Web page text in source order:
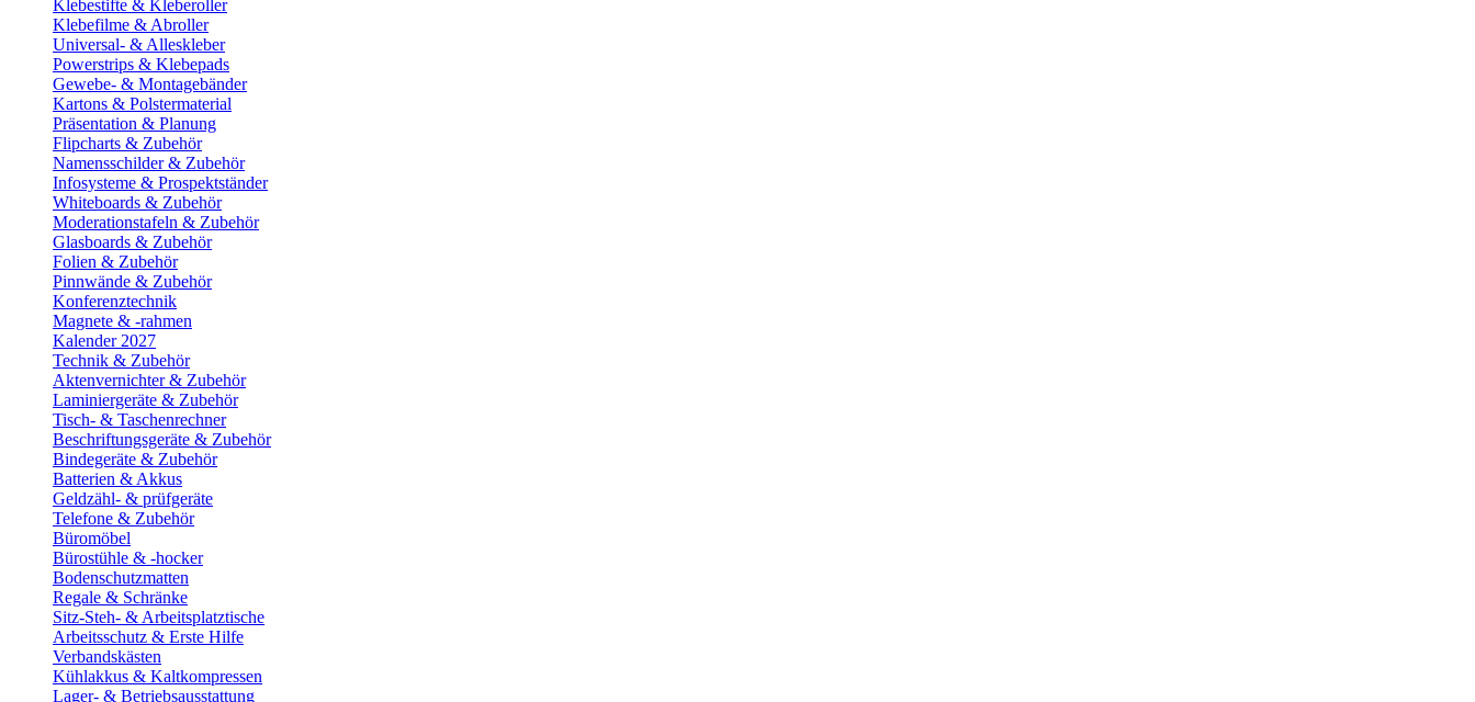
Klebestifte & Kleberoller
Klebefilme & Abroller
Universal- & Alleskleber
Powerstrips & Klebepads
Gewebe- & Montagebänder
Kartons & Polstermaterial
Präsentation & Planung
Flipcharts & Zubehör
Namensschilder & Zubehör
Infosysteme & Prospektständer
Whiteboards & Zubehör
Moderationstafeln & Zubehör
Glasboards & Zubehör
Folien & Zubehör
Pinnwände & Zubehör
Konferenztechnik
Magnete & -rahmen
Kalender 2027
Technik & Zubehör
Aktenvernichter & Zubehör
Laminiergeräte & Zubehör
Tisch- & Taschenrechner
Beschriftungsgeräte & Zubehör
Bindegeräte & Zubehör
Batterien & Akkus
Geldzähl- & prüfgeräte
Telefone & Zubehör
Büromöbel
Bürostühle & -hocker
Bodenschutzmatten
Regale & Schränke
Sitz-Steh- & Arbeitsplatztische
Arbeitsschutz & Erste Hilfe
Verbandskästen
Kühlakkus & Kaltkompressen
Lager- & Betriebsausstattung